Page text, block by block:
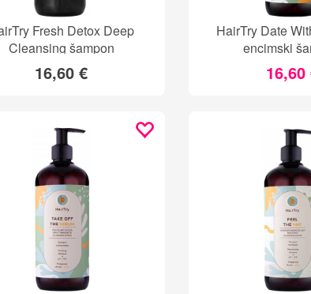
Fresh Detox Deep
Cleansing šampon
16,60 €
HairTry Date
encimski
16,60